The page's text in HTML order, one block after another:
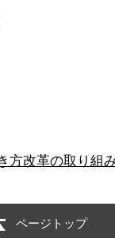
方改革の取り組
ページトップ